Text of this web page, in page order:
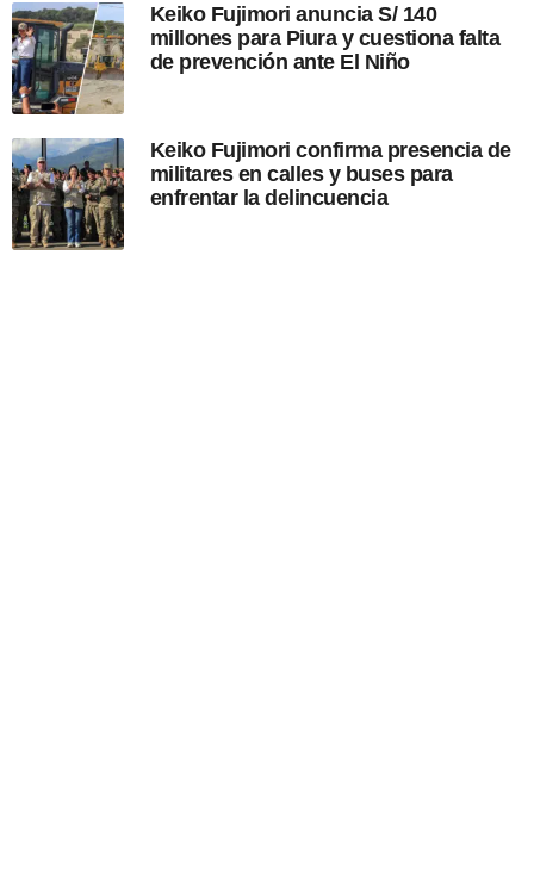
Keiko Fujimori anuncia S/ 140
millones para Piura y cuestiona falta
de prevención ante El Niño
Keiko Fujimori confirma presencia de
militares en calles y buses para
enfrentar la delincuencia